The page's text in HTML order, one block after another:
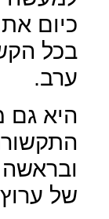
כיום
בכל
ערב.
היא גם
של